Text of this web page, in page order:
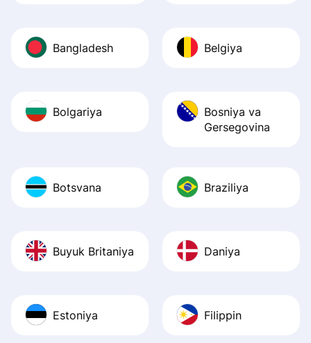
Bangladesh Belgiya
Bolgariya
Bosniya va
Gersegovina
Botsvana Braziliya
Buyuk Britaniya Daniya
Estoniya Filippin